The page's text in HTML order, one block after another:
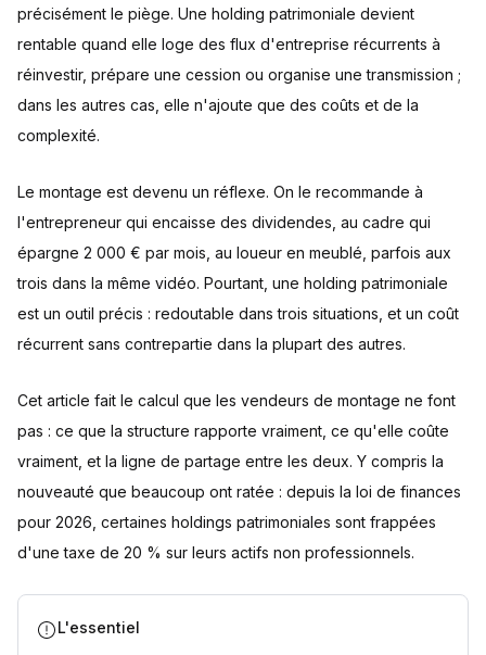
précisément le piège. Une holding patrimoniale devient
rentable quand elle loge des flux d'entreprise récurrents à
réinvestir, prépare une cession ou organise une transmission ;
dans les autres cas, elle n'ajoute que des coûts et de la
complexité.
Le montage est devenu un réflexe. On le recommande à
l'entrepreneur qui encaisse des dividendes, au cadre qui
épargne 2 000 € par mois, au loueur en meublé, parfois aux
trois dans la même vidéo. Pourtant, une holding patrimoniale
est un outil précis : redoutable dans trois situations, et un coût
récurrent sans contrepartie dans la plupart des autres.
Cet article fait le calcul que les vendeurs de montage ne font
pas : ce que la structure rapporte vraiment, ce qu'elle coûte
vraiment, et la ligne de partage entre les deux. Y compris la
nouveauté que beaucoup ont ratée : depuis la loi de finances
pour 2026, certaines holdings patrimoniales sont frappées
d'une taxe de 20 % sur leurs actifs non professionnels.
L'essentiel